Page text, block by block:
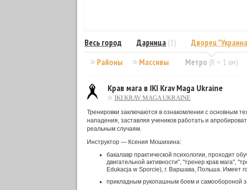
Районы Массивы Метро (R = 1 км)
Весь город Дарница (1) Дворец
Крав мага в IKI Krav Maga Ukraine
IKI KRAV MAGA UKRAINE
Тренировки заключаются в ознакомлении с основным
нападения, заставляя учеников работать и
реальным случаям.
Инструктор — Ксения Мошихина:
бакалавр практической психологии, проходит
двигательной активности", "тренер крав мага",
Edukacja w Sporcie), г. Варшава, Польша. Имеет
прикладным рукопашным боем и самообороной